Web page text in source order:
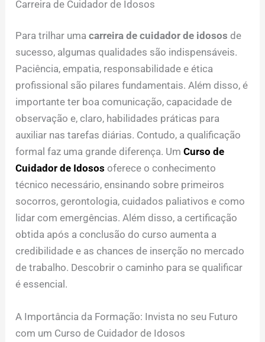
Carreira de Cuidador de Idosos
Para trilhar umacarreira de cuidador de idosos de
sucesso, algumas qualidades são indispensáveis.
Paciência, empatia, responsabilidade e ética
profissional são pilares fundamentais. Além disso, é
importante ter boa comunicação, capacidade de
observação e, claro, habilidades práticas para
auxiliar nas tarefas diárias. Contudo, a qualificação
formal faz uma grande diferença. UmCurso de
Cuidador de Idosos oferece o conhecimento
técnico necessário, ensinando sobre primeiros
socorros, gerontologia, cuidados paliativos e como
lidar com emergências. Além disso, a certificação
obtida após a conclusão do curso aumenta a
credibilidade e as chances de inserção no mercado
de trabalho. Descobrir o caminho para se qualificar
é essencial.
A Importância da Formação: Invista no seu Futuro
com um Curso de Cuidador de Idosos